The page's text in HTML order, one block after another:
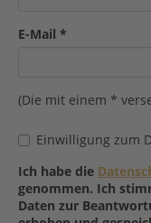
E-Mail *
(Die mit einem *
Einwilligung zum
Ich habe die
genommen. Ich
Daten zur